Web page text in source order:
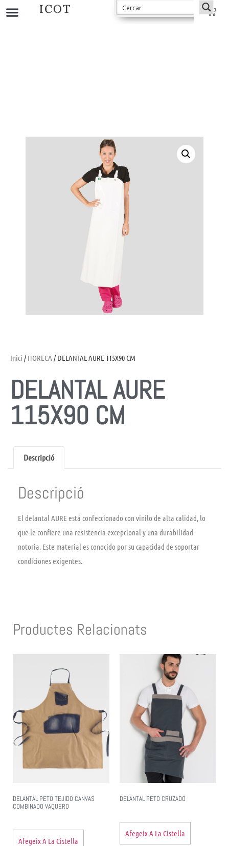
Inici /HORECA / DELANTAL AURE 115X90 CM
DELANTAL AURE
115X90 CM
Descripció
Descripció
El delantal AURE está confeccionado con vinilo de alta calidad, lo
que le confiere una resistencia excepcional y una durabilidad
notoria. Este material es conocido por su capacidad de soportar
condiciones exigentes.
Productes Relacionats
DELANTAL PETO TEJIDO CANVAS
COMBINADO VAQUERO
Afegeix A La Cistella
DELANTAL PETO CRUZADO
Afegeix A La Cistella